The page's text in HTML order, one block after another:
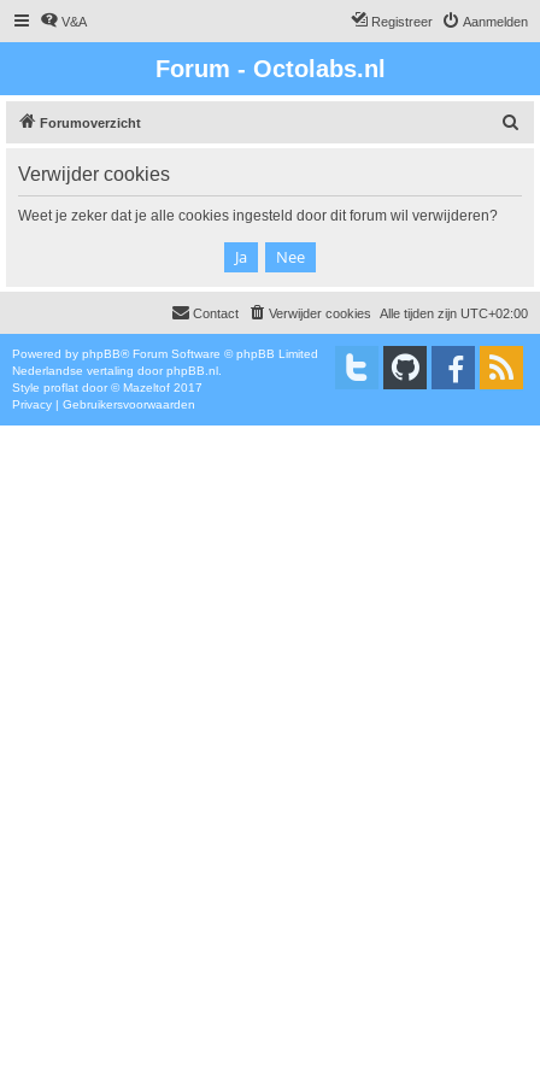
V&A Aanmelden
Registreer
Forum - Octolabs.nl
Forumoverzicht
Verwijder cookies
Weet je zeker dat je alle cookies ingesteld door dit forum wil verwijderen?
Alle tijden zijn UTC+02:00
Verwijder cookies
Contact
Powered by phpBB® Forum Software © phpBB Limited
Nederlandse vertaling door phpBB.nl
Style proflat door ©Mazeltof 2017
Privacy | Gebruikersvoorwaarden